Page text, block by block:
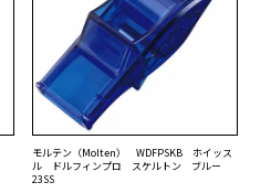
モルテン（Molten） WDFPSKB ホイッス
ル ドルフィンプロ スケルトン ブルー
23SS